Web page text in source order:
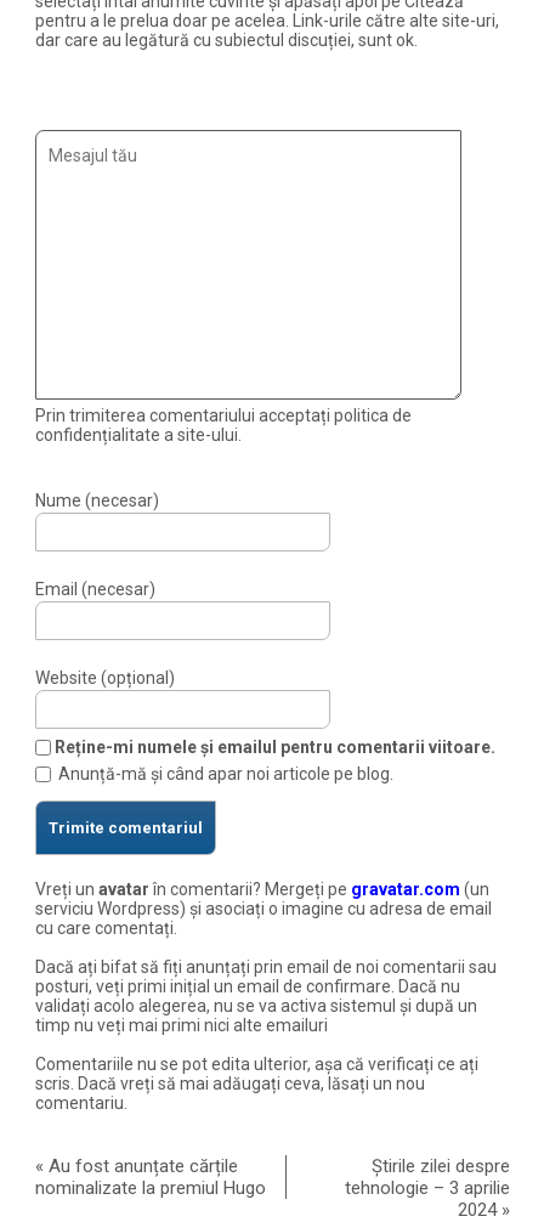
pentru a le prelua doar pe acelea. Link-urile către alte site-uri,
dar care au legătură cu subiectul discuției, sunt ok.
Prin trimiterea comentariului acceptați politica de
confidențialitate a site-ului.
Nume (necesar)
Email (necesar)
Website (opțional)
Reține-mi numele și emailul pentru comentarii viitoare.
Anunță-mă și când apar noi articole pe blog.
Vreți unavatarîn comentarii? Mergeți pe gravatar.com (un
serviciu Wordpress) și asociați o imagine cu adresa de email
cu care comentați.
Dacă ați bifat să fiți anunțați prin email de noi comentarii sau
posturi, veți primi inițial un email de confirmare. Dacă nu
validați acolo alegerea, nu se va activa sistemul și după un
timp nu veți mai primi nici alte emailuri
Comentariile nu se pot edita ulterior, așa că verificați ce ați
scris. Dacă vreți să mai adăugați ceva, lăsați un nou
comentariu.
«Au fost anunțate cărțile
nominalizate la premiul Hugo
Știrile zilei despre
tehnologie – 3 aprilie
2024»